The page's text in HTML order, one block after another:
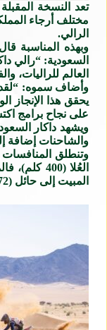
تعد النسخة
مختلف أرجاء
الرالي.
وبهذه المناسبة
السعودية: “رالي
العالم للراليات، والفورمولا1، والفورمولا إي، وإكستريم إتش، وغيرها من البطولات التي جعلت المملكة
يحقق هذا الإنجاز
على نجاح برامج
والشاحنات إضافة إلى
المبيت إلى حائل (372 كلم)، ثم السادسة يوم 9 يناير من حائل إلى الرياض (336 كلم)، على أن يحظى المتسابقون بيوم راحة في الرياض يوم السبت 10 يناير.